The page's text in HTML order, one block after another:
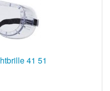
41 51